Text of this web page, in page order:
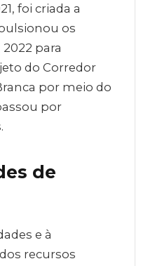
foi criada a
os
para
do Corredor
por meio do
por
de
e à
recursos